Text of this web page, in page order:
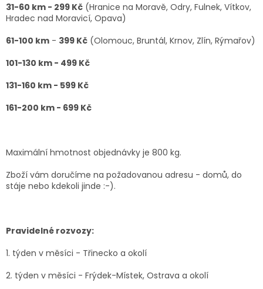
31-60 km - 299 Kč (Hranice na Moravě, Odry, Fulnek, Vítkov,
Hradec nad Moravicí, Opava)
61-100 km - 399 Kč (Olomouc, Bruntál, Krnov, Zlín, Rýmařov)
101-130 km - 499 Kč
131-160 km - 599 Kč
161-200 km - 699 Kč
Maximální hmotnost objednávky je 800 kg.
Zboží vám doručíme na požadovanou adresu - domů, do
stáje nebo kdekoli jinde :-).
Pravidelné rozvozy:
1. týden v měsíci - Třinecko a okolí
2. týden v měsíci - Frýdek-Místek, Ostrava a okolí